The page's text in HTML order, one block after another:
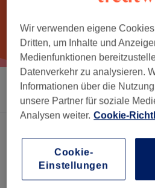
Sortieren nach Salons
Wir verwenden eigene
Dritten, um Inhalte und
Medienfunktionen
Datenverkehr zu analysieren.
Informationen über die
unsere Partner für soziale
Analysen weiter. Cookie-
Cookie-
Einstellungen